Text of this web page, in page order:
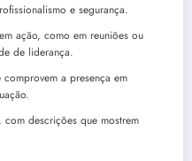
e segurança.
ação, como em reuniões ou
de liderança.
a presença em
descrições que mostrem